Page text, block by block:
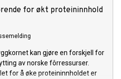
for økt proteininnhold
kan gjøre en forskjell for
av norske fôrressurser.
for å øke proteininnholdet er